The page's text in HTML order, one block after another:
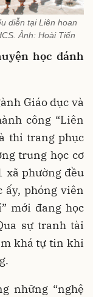
diễn tại Liên hoan
Ảnh: Hoài Tiến
học đánh
Giáo dục và
công “Liên
thi trang phục
trung học cơ
xã phường đều
ấy, phóng viên
mới đang học
sự tranh tài
khá tự tin khi
những “nghệ